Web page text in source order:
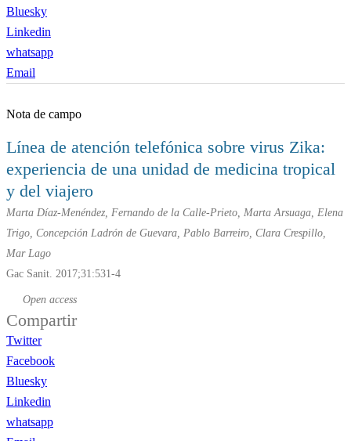
Bluesky
Linkedin
whatsapp
Email
Nota de campo
Línea de atención telefónica sobre virus Zika:
experiencia de una unidad de medicina tropical
y del viajero
Marta Díaz-Menéndez, Fernando de la Calle-Prieto, Marta Arsuaga, Elena
Trigo, Concepción Ladrón de Guevara, Pablo Barreiro, Clara Crespillo,
Mar Lago
Gac Sanit. 2017;31:531-4
Open access
Compartir
Twitter
Facebook
Bluesky
Linkedin
whatsapp